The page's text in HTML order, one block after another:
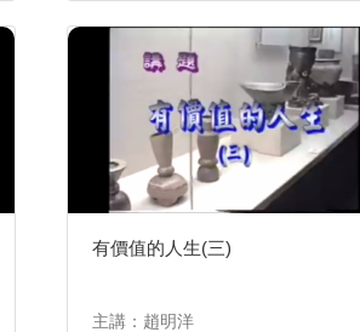
有價值的人生(三)
主講：趙明洋